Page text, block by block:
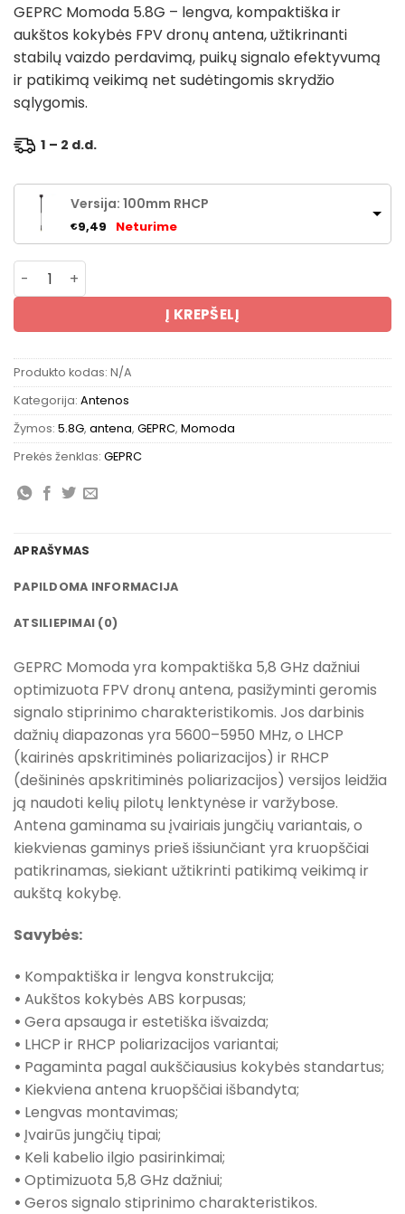
GEPRC Momoda 5.8G – lengva, kompaktiška ir
aukštos kokybės FPV dronų antena, užtikrinanti
stabilų vaizdo perdavimą, puikų signalo efektyvumą
ir patikimą veikimą net sudėtingomis skrydžio
sąlygomis.
1 – 2 d.d.
Versija: 100mm RHCP
€9,49 Neturime
produkto kiekis: GEPRC Momoda MMCX-90 5.8G Long
Į KREPŠELĮ
Produkto kodas: N/A
Kategorija: Antenos
Žymos: 5.8G, antena, GEPRC, Momoda
Prekės ženklas: GEPRC
APRAŠYMAS
PAPILDOMA INFORMACIJA
ATSILIEPIMAI (0)
GEPRC Momoda yra kompaktiška 5,8 GHz dažniui
optimizuota FPV dronų antena, pasižyminti geromis
signalo stiprinimo charakteristikomis. Jos darbinis
dažnių diapazonas yra 5600–5950 MHz, o LHCP
(kairinės apskritiminės poliarizacijos) ir RHCP
(dešininės apskritiminės poliarizacijos) versijos leidžia
ją naudoti kelių pilotų lenktynėse ir varžybose.
Antena gaminama su įvairiais jungčių variantais, o
kiekvienas gaminys prieš išsiunčiant yra kruopščiai
patikrinamas, siekiant užtikrinti patikimą veikimą ir
aukštą kokybę.
Savybės:
• Kompaktiška ir lengva konstrukcija;
• Aukštos kokybės ABS korpusas;
• Gera apsauga ir estetiška išvaizda;
• LHCP ir RHCP poliarizacijos variantai;
• Pagaminta pagal aukščiausius kokybės standartus;
• Kiekviena antena kruopščiai išbandyta;
• Lengvas montavimas;
• Įvairūs jungčių tipai;
• Keli kabelio ilgio pasirinkimai;
• Optimizuota 5,8 GHz dažniui;
• Geros signalo stiprinimo charakteristikos.